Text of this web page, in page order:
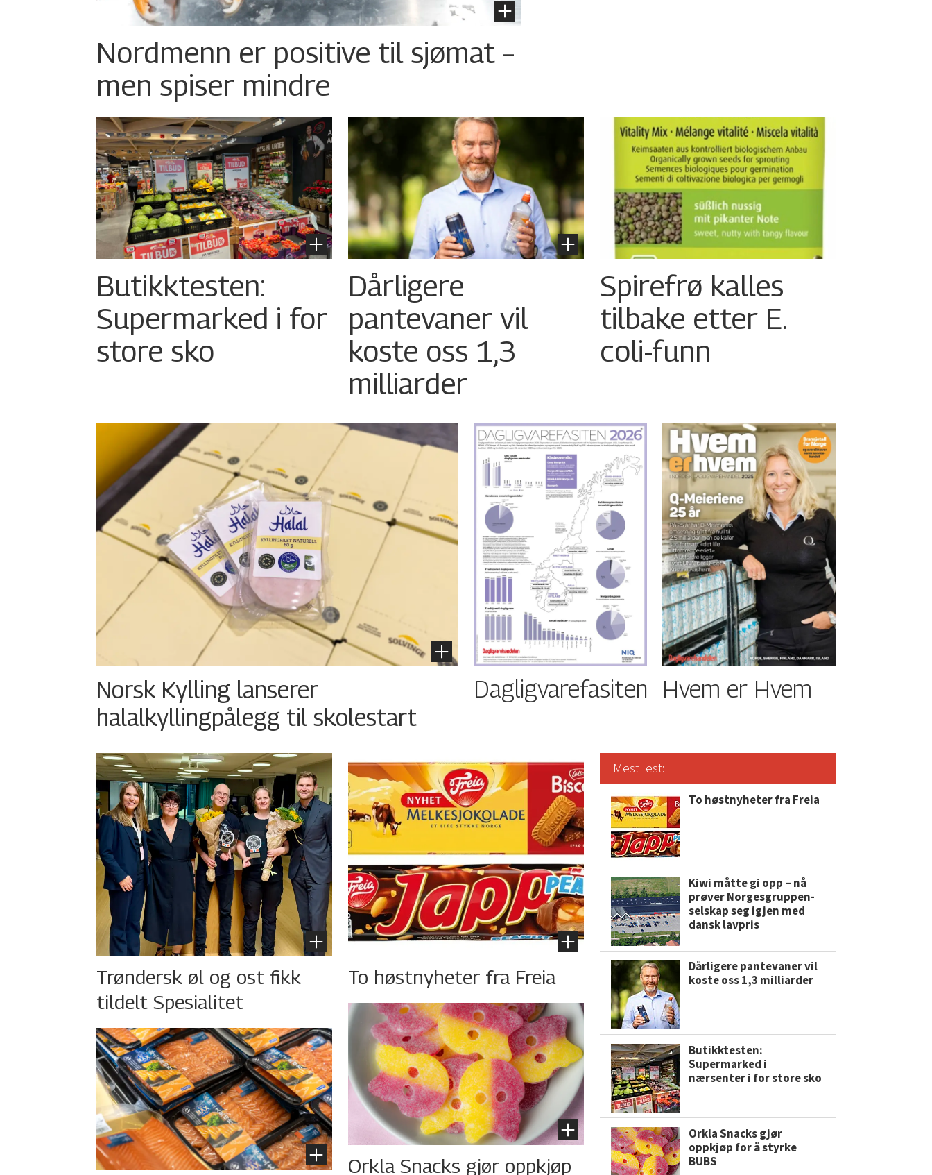
Nordmenn er positive til sjømat –
men spiser mindre
Butikktesten:
Supermarked i for
store sko
Dårligere
pantevaner vil
koste oss 1,3
milliarder
Spirefrø kalles
tilbake etter E.
coli-funn
Norsk Kylling lanserer
halalkyllingpålegg til skolestart
Dagligvarefasiten Hvem er Hvem
Trøndersk øl og ost fikk
tildelt Spesialitet
To høstnyheter fra Freia
Orkla Snacks gjør oppkjøp
Mest lest:
To høstnyheter fra Freia
Kiwi måtte gi opp – nå
prøver Norgesgruppen-
selskap seg igjen med
dansk lavpris
Dårligere pantevaner vil
koste oss 1,3 milliarder
Butikktesten:
Supermarked i
nærsenter i for store sko
Orkla Snacks gjør
oppkjøp for å styrke
BUBS